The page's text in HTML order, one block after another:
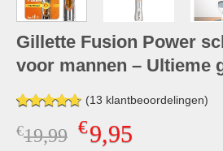
Gillette Fusion Power
voor mannen – Ultieme
Gewaardeerd
4.62op 5
gebaseerd
(13 klantbeoordelingen)
€19,99 Oorspronkelijke
€9,95Huidige